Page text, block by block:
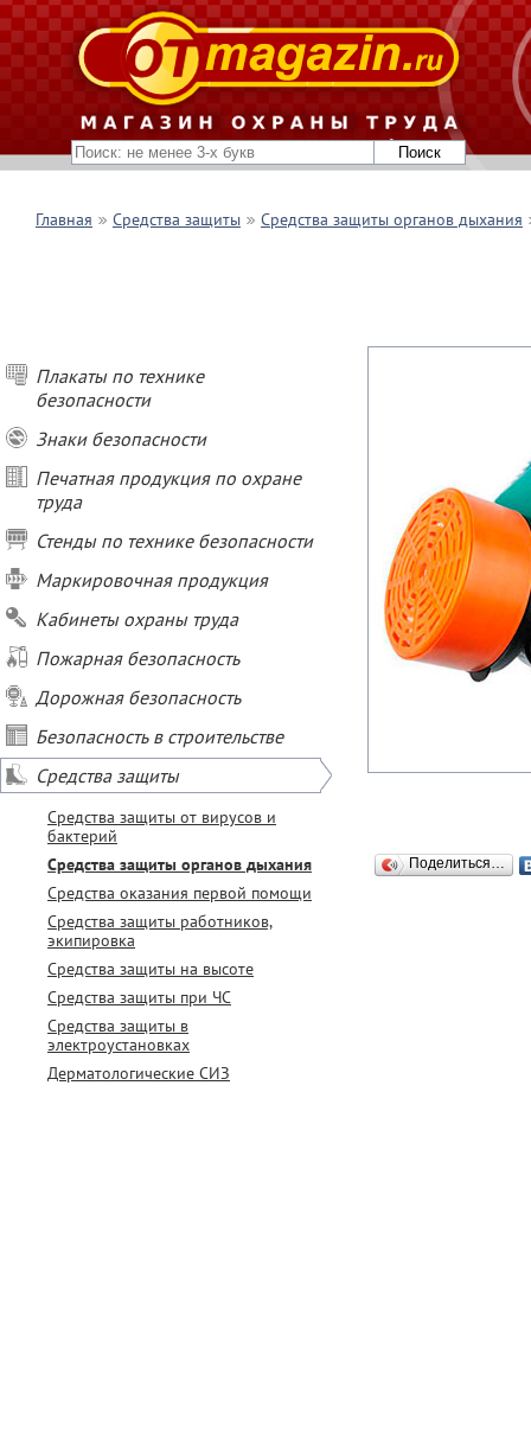
Главная Средства защиты Средства защиты органов дыхания
Плакаты по технике
безопасности
Знаки безопасности
Печатная продукция по охране
труда
Стенды по технике безопасности
Маркировочная продукция
Кабинеты охраны труда
Пожарная безопасность
Дорожная безопасность
Безопасность в строительстве
Средства защиты
Средства защиты от вирусов и
бактерий
Средства защиты органов дыхания
Средства оказания первой помощи
Средства защиты работников,
экипировка
Средства защиты на высоте
Средства защиты при ЧС
Средства защиты в
электроустановках
Дерматологические СИЗ
Поделиться…